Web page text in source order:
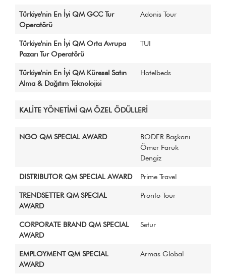
Türkiye'nin En İyi QM GCC Tur
Operatörü
Adonis Tour
Türkiye'nin En İyi QM Orta Avrupa
Pazarı Tur Operatörü
TUI
Türkiye'nin En İyi QM Küresel Satın
Alma & Dağıtım Teknolojisi
Hotelbeds
KALİTE YÖNETİMİ QM ÖZEL ÖDÜLLERİ
NGO QM SPECIAL AWARD
BODER Başkanı
Ömer Faruk
Dengiz
DISTRIBUTOR QM SPECIAL AWARD Prime Travel
TRENDSETTER QM SPECIAL
AWARD
Pronto Tour
CORPORATE BRAND QM SPECIAL
AWARD
Setur
EMPLOYMENT QM SPECIAL
AWARD
Armas Global